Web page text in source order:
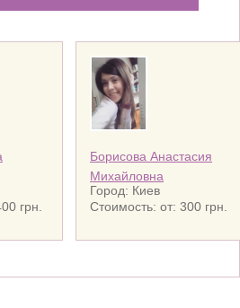
грн.
Борисова Анастасия
Михайловна
Город: Киев
Стоимость: от: 300 грн.